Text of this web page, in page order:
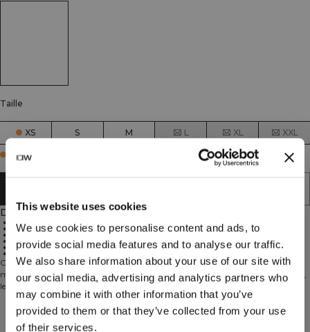
This website uses cookies
We use cookies to personalise content and ads, to
provide social media features and to analyse our traffic.
We also share information about your use of our site with
our social media, advertising and analytics partners who
may combine it with other information that you’ve
provided to them or that they’ve collected from your use
of their services.
Taille
XS S M L XL XXL
Few in stock
Description
82% Nylon, 18% Spandex
Seamless design with glued edges
Good breathability
Almost invisible under tights
Suitable for everyday use and training
Available in multiple colors, 1-pack and 3-pack
Ces culottes en matériau fonctionnel sont non seulement très confortables
mais aussi un choix pratique. Ces strings sont fabriqués sans coutures inutiles,
les bords sont plutôt collés pour améliorer l'ajustement et les rendre presque
invisibles lorsque vous portez vos collants. Ils respirent bien et conviennent
aussi bien pour un usage quotidien que pour l'entraînement.
ATTENTION ! Il y a un grand risque que vous vouliez jeter vos autres culottes
Aspects techniques